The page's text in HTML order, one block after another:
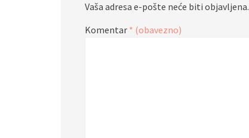
Vaša adresa e-pošte neće biti objavljena.
Komentar * (obavezno)